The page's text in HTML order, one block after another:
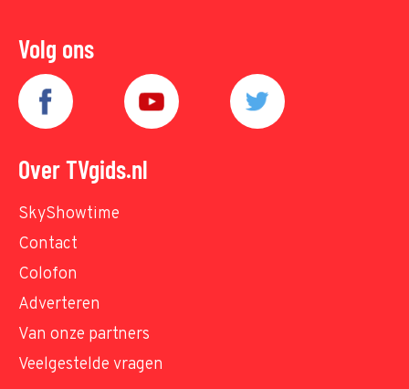
Volg ons
Over TVgids.nl
SkyShowtime
Contact
Colofon
Adverteren
Van onze partners
Veelgestelde vragen